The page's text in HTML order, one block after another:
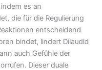
es an
die für die Regulierung
entscheidend
bindet, lindert Dilaudid
auch Gefühle der
Dieser duale